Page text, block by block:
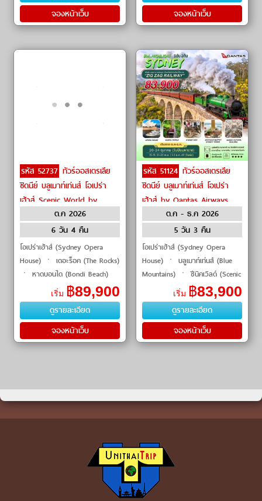
จองหน้าเว็บ
จองหน้าเว็บ
รหัส 52737 ทัวร์ออสเตรเลีย
ซิดนีย์ บลูเมาท์เท่นส์ โอเปร่า
เฮ้าส์ Scenic World by
Qantas Airways
ต.ค 2026
6 วัน 4 คืน
โอเปร่าเฮ้าส์ (Sydney Opera
House) ㆍ เดอะร็อค (The Rocks)
ㆍ หาดบอนได (Bondi Beach)
ㆍ ม้าหินของมิสซิสแม็คควอรี่ (Mrs
Macquarie's Chair) ㆍ อ่าวซิดนีย์
(Sydney Harbo
เริ่ม ฿89,900
ดูรายละเอียด
จองหน้าเว็บ
รหัส 51124 ทัวร์ออสเตรเลีย
ซิดนีย์ บลูเมาท์เท่นส์ โอเปร่า
เฮ้าส์ by Qantas Airways
ต.ค - ธ.ค 2026
5 วัน 3 คืน
โอเปร่าเฮ้าส์ (Sydney Opera
House) ㆍ บลูเมาท์เท่นส์ (Blue
Mountains) ㆍ ซีนิคเวิลด์ (Scenic
World) ㆍ หาดบอนได (Bondi
Beach) ㆍ ล่องเรืออ่าวซิดนีย์
(Sydney Harbour C
เริ่ม ฿83,900
ดูรายละเอียด
จองหน้าเว็บ